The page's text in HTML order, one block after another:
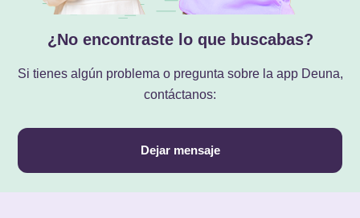
¿No encontraste lo que buscabas?
Si tienes algún problema o pregunta sobre la app Deuna,
contáctanos:
Dejar mensaje